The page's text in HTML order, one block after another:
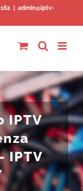
admin@iptv-
IPTV
IPTV